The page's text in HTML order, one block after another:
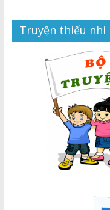
Truyện thiếu nhi